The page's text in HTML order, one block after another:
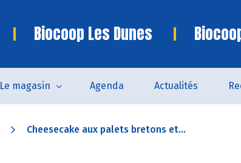
Biocoop Les Dunes
Le magasin Agenda Actualités
Cheesecake aux palets bretons et...